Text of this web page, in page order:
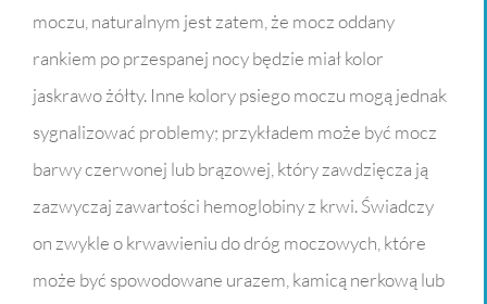
moczu, naturalnym jest zatem, że mocz oddany
rankiem po przespanej nocy będzie miał kolor
jaskrawo żółty. Inne kolory psiego moczu mogą jednak
sygnalizować problemy; przykładem może być mocz
barwy czerwonej lub brązowej, który zawdzięcza ją
zazwyczaj zawartości hemoglobiny z krwi. Świadczy
on zwykle o krwawieniu do dróg moczowych, które
może być spowodowane urazem, kamicą nerkową lub